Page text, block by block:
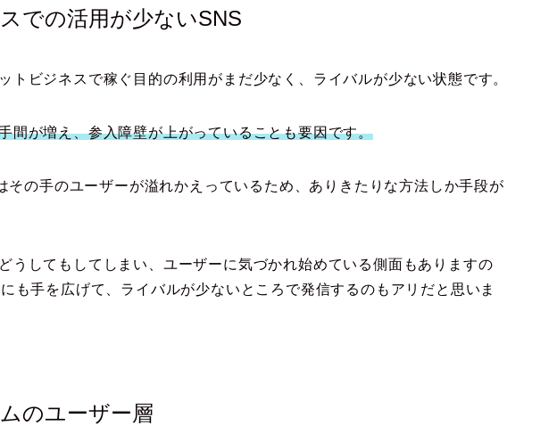
での活用が少ないSNS
トビジネスで稼ぐ目的の利用がまだ少なく、ライバルが少ない状態です。
間が増え、参入障壁が上がっていることも要因です。
その手のユーザーが溢れかえっているため、ありきたりな方法しか手段が
うしてもしてしまい、ユーザーに気づかれ始めている側面もありますの
も手を広げて、ライバルが少ないところで発信するのもアリだと思いま
のユーザー層